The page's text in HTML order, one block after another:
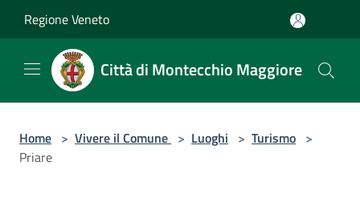
Regione Veneto
Città di Montecchio Maggiore
Home > Vivere il Comune > Luoghi > Turismo >
Priare